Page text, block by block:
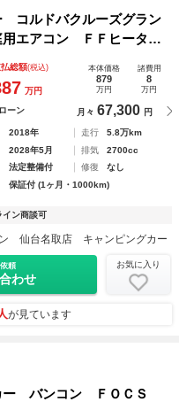
コルドバクルーズグラン
エアコン ＦＦヒータ
Ｗインバーター エアロ
ウンモニター メモリー
総額(税込)
万円
本体価格
879
万円
諸費用
8
万円
ーン 月々 67,300 円
2018年 走行
5.8万km
2028年5月 排気
2700cc
法定整備付 修復
なし
保証付 (1ヶ月・1000km)
イン商談可
ン 仙台名取店 キャンピングカー
頼
わせ
お気に入り
が見ています
ー バンコン ＦＯＣＳ